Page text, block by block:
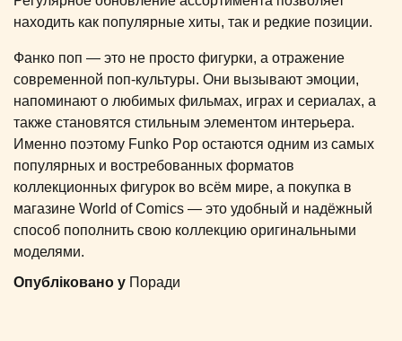
находить как популярные хиты, так и редкие позиции.
Фанко поп — это не просто фигурки, а отражение
современной поп-культуры. Они вызывают эмоции,
напоминают о любимых фильмах, играх и сериалах, а
также становятся стильным элементом интерьера.
Именно поэтому Funko Pop остаются одним из самых
популярных и востребованных форматов
коллекционных фигурок во всём мире, а покупка в
магазине World of Comics — это удобный и надёжный
способ пополнить свою коллекцию оригинальными
моделями.
Опубліковано у Поради